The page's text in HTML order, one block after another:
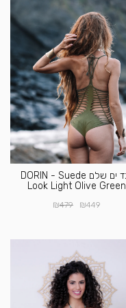
בגד ים שלם DORIN - Suede
Look Light Olive Green
₪449
₪479